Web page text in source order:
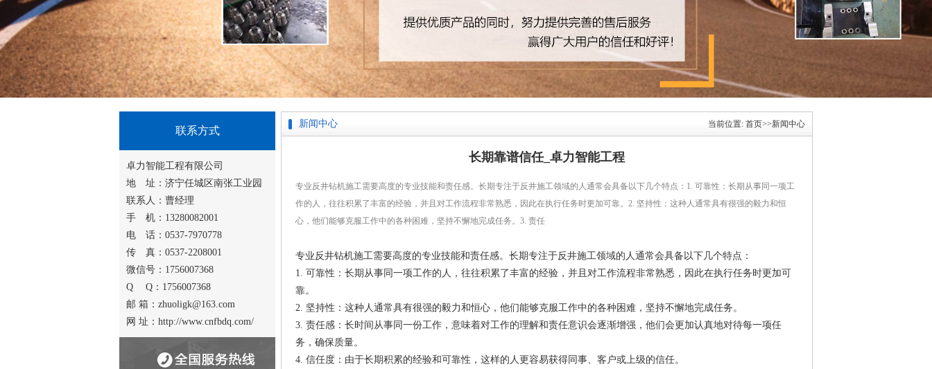
联系方式
卓力智能工程有限公司
地 址：济宁任城区南张工业园
联系人：曹经理
手 机：13280082001
电 话：0537-7970778
传 真：0537-2208001
微信号：1756007368
Q Q：1756007368
邮 箱：zhuoligk@163.com
网 址：http://www.cnfbdq.com/
新闻中心 当前位置: 首页>>新闻中心
长期靠谱信任_卓力智能工程
专业反井钻机施工需要高度的专业技能和责任感。长期专注于反井施工领域的人通常会具备以下几个特点：1. 可靠性：长期从事同一项工
作的人，往往积累了丰富的经验，并且对工作流程非常熟悉，因此在执行任务时更加可靠。2. 坚持性：这种人通常具有很强的毅力和恒
心，他们能够克服工作中的各种困难，坚持不懈地完成任务。3. 责任
专业反井钻机施工需要高度的专业技能和责任感。长期专注于反井施工领域的人通常会具备以下几个特点：
1. 可靠性：长期从事同一项工作的人，往往积累了丰富的经验，并且对工作流程非常熟悉，因此在执行任务时更加可
靠。
2. 坚持性：这种人通常具有很强的毅力和恒心，他们能够克服工作中的各种困难，坚持不懈地完成任务。
3. 责任感：长时间从事同一份工作，意味着对工作的理解和责任意识会逐渐增强，他们会更加认真地对待每一项任
务，确保质量。
4. 信任度：由于长期积累的经验和可靠性，这样的人更容易获得同事、客户或上级的信任。